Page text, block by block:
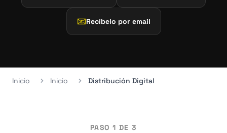
📧Recíbelo por email
Inicio Inicio Distribución Digital
PASO 1 DE 3